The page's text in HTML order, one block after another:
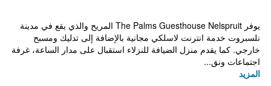
يوفر The Palms Guesthouse Nelspruit المريح والذي يقع في مدينة
نلسبروت خدمة انترنت لاسلكي مجانية بالإضافة إلى تدليك ومسبح
خارجي. كما يقدم منزل الضيافة للنزلاء استقبال على مدار الساعة، غرفة
اجتماعات ونق...
المزيد